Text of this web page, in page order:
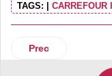
TAGS: CARREFOUR
Articolo
Prec